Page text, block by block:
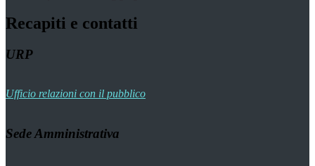
Recapiti e contatti
URP
Ufficio relazioni con il pubblico
Sede Amministrativa